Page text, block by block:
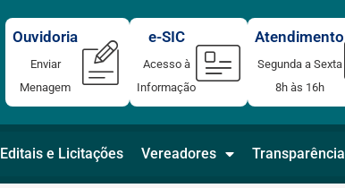
Atendimento
Segunda a Sexta
8h às 16h
e-SIC
Acesso à
Informação
Ouvidoria
Enviar
Menagem
Editais e Licitações Vereadores Transparência